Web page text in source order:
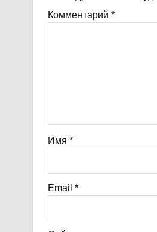
Комментарий *
Имя *
Email *